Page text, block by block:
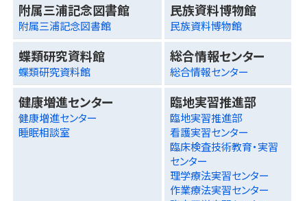
附属三浦記念図書館
附属三浦記念図書館
民族資料博物館
民族資料博物館
蝶類研究資料館
蝶類研究資料館
総合情報センター
総合情報センター
健康増進センター
健康増進センター
睡眠相談室
臨地実習推進部
臨地実習推進部
看護実習センター
臨床検査技術教育・実習
センター
理学療法実習センター
作業療法実習センター